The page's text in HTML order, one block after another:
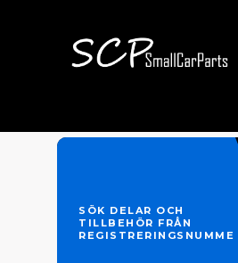
SÖK DELAR OCH
TILLBEHÖR FRÅN
REGISTRERINGSNUMMER